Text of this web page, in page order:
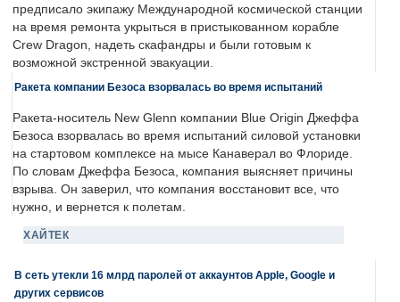
предписало экипажу Международной космической станции
на время ремонта укрыться в пристыкованном корабле
Crew Dragon, надеть скафандры и были готовым к
возможной экстренной эвакуации.
Ракета компании Безоса взорвалась во время испытаний
Ракета-носитель New Glenn компании Blue Origin Джеффа
Безоса взорвалась во время испытаний силовой установки
на стартовом комплексе на мысе Канаверал во Флориде.
По словам Джеффа Безоса, компания выясняет причины
взрыва. Он заверил, что компания восстановит все, что
нужно, и вернется к полетам.
ХАЙТЕК
В сеть утекли 16 млрд паролей от аккаунтов Apple, Google и
других сервисов